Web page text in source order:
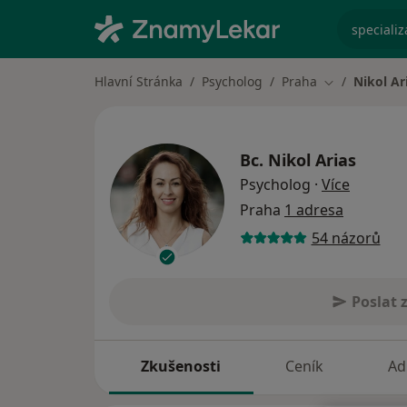
Hlavní Stránka Psycholog Praha Změna města
Nikol
Bc. Nikol Arias
Psycholog · Více
Praha 1 adresa
54 názorů
Poslat
Zkušenosti Ceník